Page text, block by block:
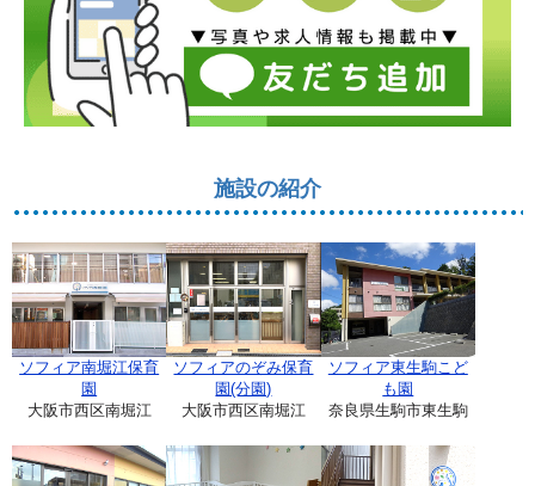
施設の紹介
ソフィア南堀江保育
園
大阪市西区南堀江
ソフィアのぞみ保育
園(分園)
大阪市西区南堀江
ソフィア東生駒こど
も園
奈良県生駒市東生駒